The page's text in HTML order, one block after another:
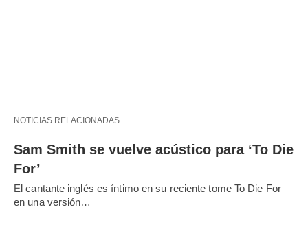
NOTICIAS RELACIONADAS
Sam Smith se vuelve acústico para ‘To Die
For’
El cantante inglés es íntimo en su reciente tome To Die For
en una versión…